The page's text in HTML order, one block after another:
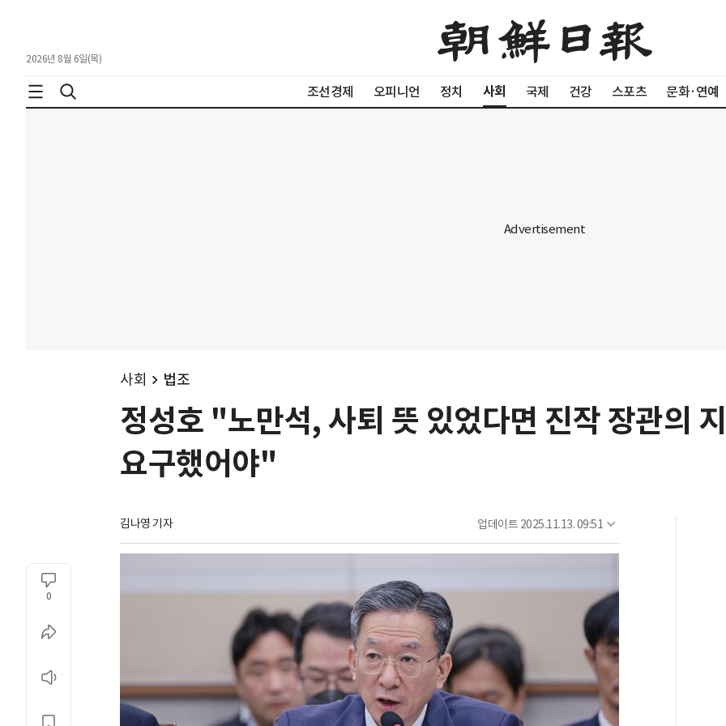
2026년 8월 6일(목)
조선경제 오피니언 정치 사회 국제 건강 스포츠 문화·연예
사회 법조
정성호 "노만석, 사퇴 뜻 있었다면 진작 장관의
요구했어야"
김나영 기자 업데이트 2025.11.13. 09:51
0